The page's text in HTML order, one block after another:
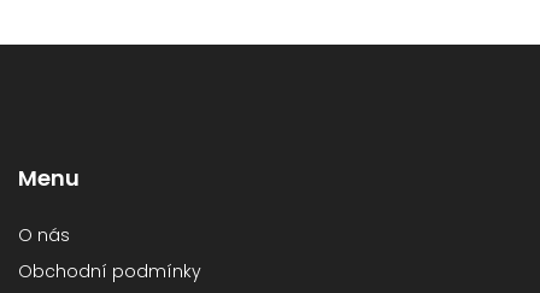
Menu
O nás
Obchodní podmínky